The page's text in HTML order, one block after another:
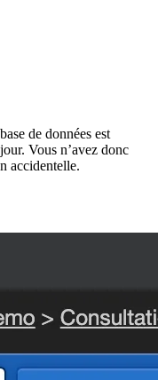
de données est
Vous n’avez donc
accidentelle.